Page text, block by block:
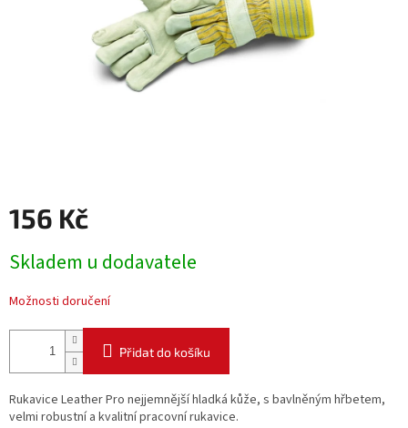
156 Kč
cena:
Skladem u dodavatele
Možnosti doručení
Přidat do košíku
Rukavice Leather Pro nejjemnější hladká kůže, s bavlněným hřbetem,
velmi robustní a kvalitní pracovní rukavice.